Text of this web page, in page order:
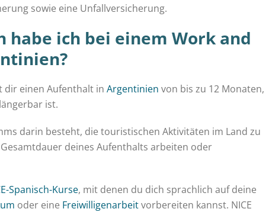
sowie eine Unfallversicherung.
habe ich bei einem Work and
dir einen Aufenthalt in Argentinien von bis zu 12 Monaten,
ist.
darin besteht, die touristischen Aktivitäten im Land zu
deines Aufenthalts arbeiten oder
Spanisch-Kurse, mit denen du dich sprachlich auf deine
oder eine Freiwilligenarbeitvorbereiten kannst. NICE